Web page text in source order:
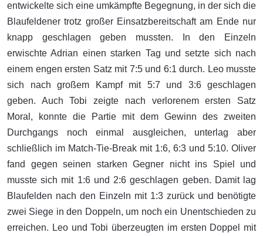
entwickelte sich eine umkämpfte Begegnung, in der sich die
Blaufeldener trotz großer Einsatzbereitschaft am Ende nur
knapp geschlagen geben mussten. In den Einzeln
erwischte Adrian einen starken Tag und setzte sich nach
einem engen ersten Satz mit 7:5 und 6:1 durch. Leo musste
sich nach großem Kampf mit 5:7 und 3:6 geschlagen
geben. Auch Tobi zeigte nach verlorenem ersten Satz
Moral, konnte die Partie mit dem Gewinn des zweiten
Durchgangs noch einmal ausgleichen, unterlag aber
schließlich im Match-Tie-Break mit 1:6, 6:3 und 5:10. Oliver
fand gegen seinen starken Gegner nicht ins Spiel und
musste sich mit 1:6 und 2:6 geschlagen geben. Damit lag
Blaufelden nach den Einzeln mit 1:3 zurück und benötigte
zwei Siege in den Doppeln, um noch ein Unentschieden zu
erreichen. Leo und Tobi überzeugten im ersten Doppel mit